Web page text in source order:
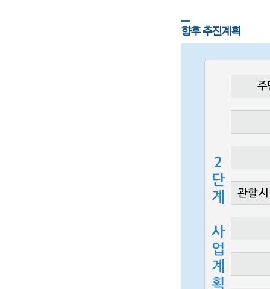
향후 추진계획